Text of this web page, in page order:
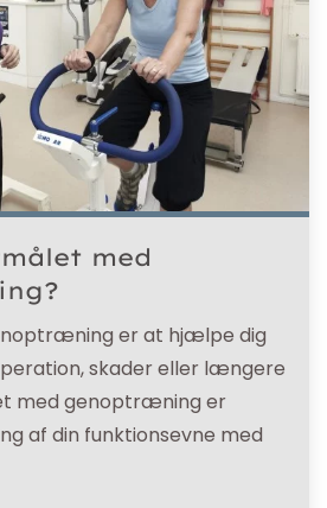
med
er at hjælpe dig
skader eller længere
med genoptræning er
af din funktionsevne med